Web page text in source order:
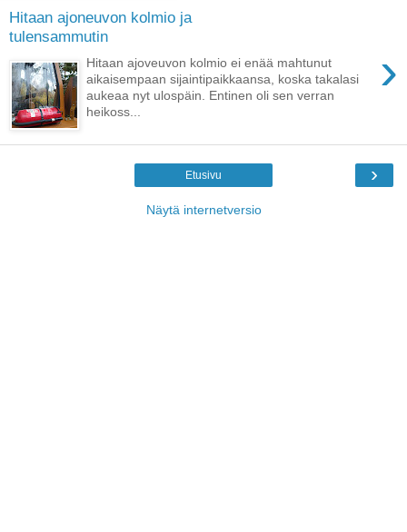
Hitaan ajoneuvon kolmio ja
tulensammutin
›
Hitaan ajoveuvon kolmio ei enää mahtunut
aikaisempaan sijaintipaikkaansa, koska takalasi
aukeaa nyt ulospäin. Entinen oli sen verran
heikoss...
›
Etusivu
Näytä internetversio